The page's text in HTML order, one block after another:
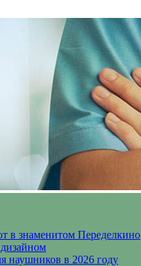
в знаменитом Переделкино
наушников в 2026 году